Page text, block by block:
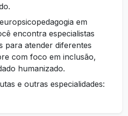
em
encontra especialistas
para atender diferentes
com foco em inclusão,
humanizado.
e outras especialidades: